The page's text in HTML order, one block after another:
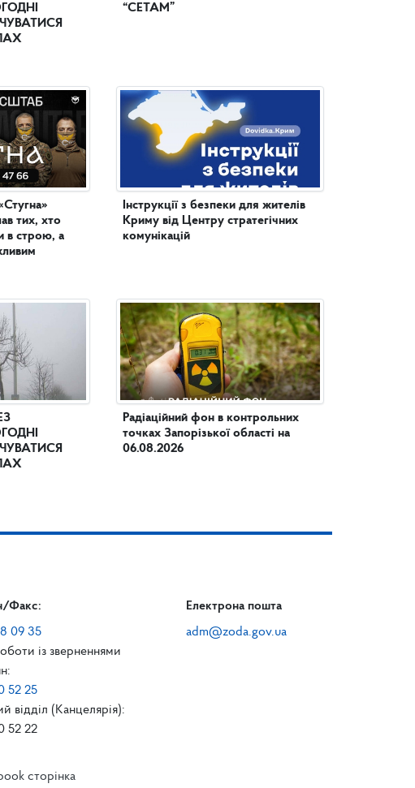
тих, хто
в строю, а
“СЕТАМ”
Інструкції з безпеки для жителів
Криму від Центру стратегічних
комунікацій
Радіаційний фон в контрольних
точках Запорізької області на
06.08.2026
Факс:
09 35
із зверненнями
52 25
відділ (Канцелярія):
52 22
Електрона пошта
adm@zoda.gov.ua
сторінка